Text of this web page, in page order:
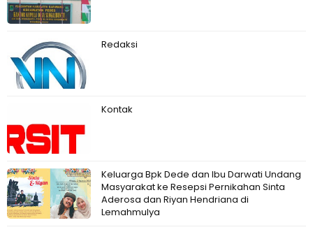
Redaksi
Kontak
Keluarga Bpk Dede dan Ibu Darwati Undang
Masyarakat ke Resepsi Pernikahan Sinta
Aderosa dan Riyan Hendriana di
Lemahmulya